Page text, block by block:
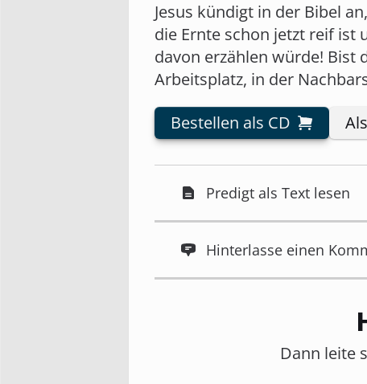
Jesus kündigt in der Bibel
die Ernte schon jetzt reif ist
davon erzählen würde! Bist
Arbeitsplatz, in der
Bestellen als CD
Predigt als Text lesen
Hinterlasse einen
Dann leite